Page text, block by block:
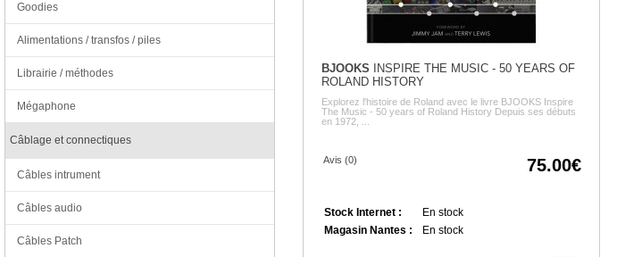
BJOOKS INSPIRE THE MUSIC - 50 YEARS OF
ROLAND HISTORY
Explorez l'histoire de Roland avec le livre BJOOKS Inspire
The Music - 50 years of Roland History Depuis ses débuts
en 1972, ...
Avis (0) 75.00
Stock Internet :
En stock
Magasin Nantes :
En stock
Goodies
Alimentations / transfos / piles
Librairie / méthodes
Mégaphone
Câblage et connectiques
Câbles intrument
Câbles audio
Câbles Patch